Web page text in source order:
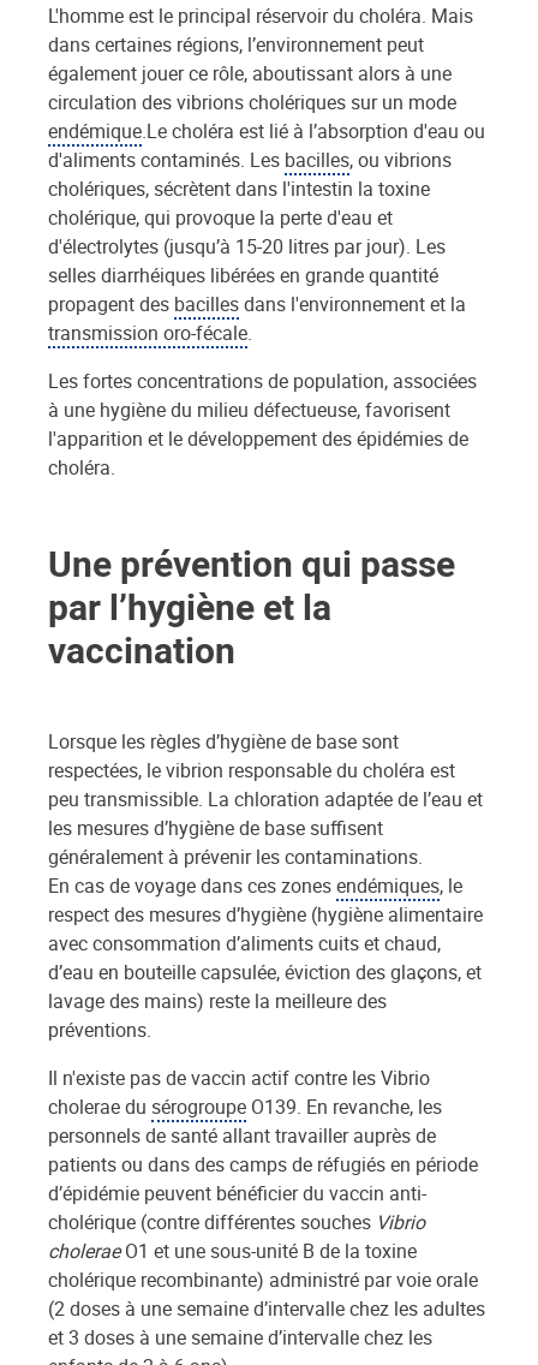
L'homme est le principal réservoir du choléra. Mais
dans certaines régions, l’environnement peut
également jouer ce rôle, aboutissant alors à une
circulation des vibrions cholériques sur un mode
endémique.Le choléra est lié à l’absorption d'eau ou
d'aliments contaminés. Les bacilles, ou vibrions
cholériques, sécrètent dans l'intestin la toxine
cholérique, qui provoque la perte d'eau et
d'électrolytes (jusqu’à 15-20 litres par jour). Les
selles diarrhéiques libérées en grande quantité
propagent des bacillesdans l'environnement et la
transmission oro-fécale.
Les fortes concentrations de population, associées
à une hygiène du milieu défectueuse, favorisent
l'apparition et le développement des épidémies de
choléra.
Une prévention qui passe
par l’hygiène et la
vaccination
Lorsque les règles d’hygiène de base sont
respectées, le vibrion responsable du choléra est
peu transmissible. La chloration adaptée de l’eau et
les mesures d’hygiène de base suffisent
généralement à prévenir les contaminations.
En cas de voyage dans ces zonesendémiques, le
respect des mesures d’hygiène (hygiène alimentaire
avec consommation d’aliments cuits et chaud,
d’eau en bouteille capsulée, éviction des glaçons, et
lavage des mains) reste la meilleure des
préventions.
Il n'existe pas de vaccin actif contre les Vibrio
cholerae du sérogroupe O139. En revanche, les
personnels de santé allant travailler auprès de
patients ou dans des camps de réfugiés en période
d’épidémie peuvent bénéficier du vaccin anti-
cholérique (contre différentes souches Vibrio
choleraeO1 et une sous-unité B de la toxine
cholérique recombinante) administré par voie orale
(2 doses à une semaine d’intervalle chez les adultes
et 3 doses à une semaine d’intervalle chez les